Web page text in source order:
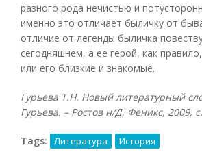
разного рода нечистью и
именно это отличает быличку от
отличие от легенды быличка
сегодняшнем, а ее герой, как
или его близкие и знакомые.
Гурьева Т.Н. Новый литературный
Гурьева. – Ростов н/Д, Феникс, 2009,
Tags: Литература История